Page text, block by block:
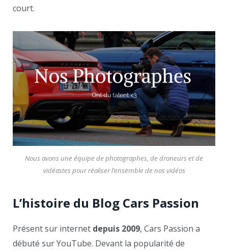
court.
Nous avons une équipe de photographes, de droneurs et de
vidéastes pour réaliser l’ensemble de nos vidéos
L’histoire du Blog Cars Passion
Présent sur internet depuis 2009, Cars Passion a
débuté sur YouTube. Devant la popularité de